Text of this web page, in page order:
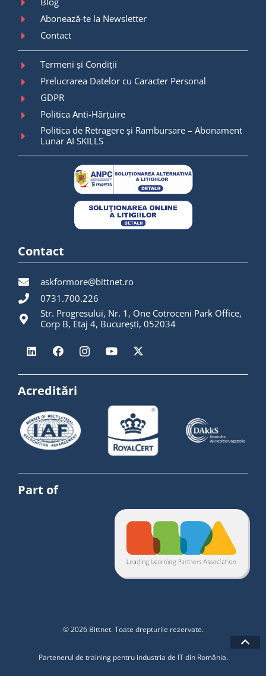
Abonează-te la Newsletter
Contact
Termeni și Condiții
Prelucrarea Datelor cu Caracter Personal
GDPR
Politica Anti-Hărțuire
Politica de Retragere și Rambursare – Abonament
Lunar AI SKILLS
Contact
askformore@bittnet.ro
0731.700.226
Str. Progresului, Nr. 1, One Cotroceni Park Office,
Corp B, Etaj 4, București, 052034
Acreditări
Part of
© 2026 Bittnet. Toate drepturile rezervate.
Partenerul de training pentru industria de IT din România.